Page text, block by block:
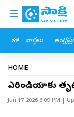
Skip to main content
custom
హోం వార్తలు
Breadcrumb
HOME
ఎయిరిండియాకు
Jun 17 2026 6:09 PM |